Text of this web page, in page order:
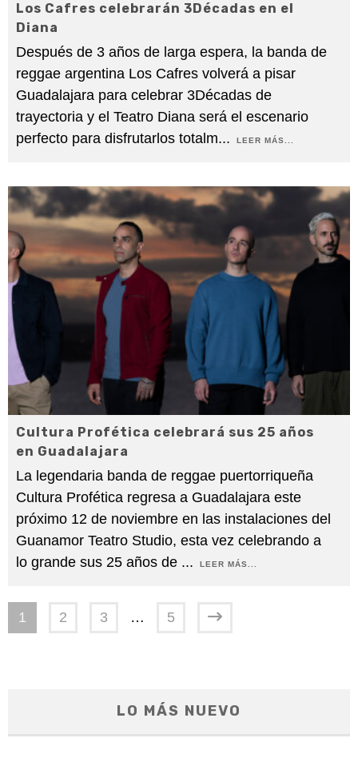
Los Cafres celebrarán 3Décadas en el
Diana
Después de 3 años de larga espera, la banda de
reggae argentina Los Cafres volverá a pisar
Guadalajara para celebrar 3Décadas de
trayectoria y el Teatro Diana será el escenario
perfecto para disfrutarlos totalm... LEER MÁS...
Cultura Profética celebrará sus 25 años
en Guadalajara
La legendaria banda de reggae puertorriqueña
Cultura Profética regresa a Guadalajara este
próximo 12 de noviembre en las instalaciones del
Guanamor Teatro Studio, esta vez celebrando a
lo grande sus 25 años de ... LEER MÁS...
1 2 3 … 5
LO MÁS NUEVO